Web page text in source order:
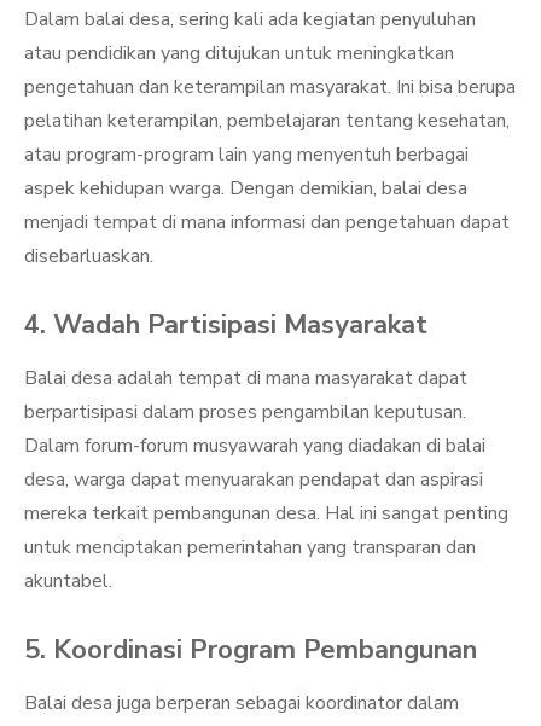
Dalam balai desa, sering kali ada kegiatan penyuluhan
atau pendidikan yang ditujukan untuk meningkatkan
pengetahuan dan keterampilan masyarakat. Ini bisa berupa
pelatihan keterampilan, pembelajaran tentang kesehatan,
atau program-program lain yang menyentuh berbagai
aspek kehidupan warga. Dengan demikian, balai desa
menjadi tempat di mana informasi dan pengetahuan dapat
disebarluaskan.
4. Wadah Partisipasi Masyarakat
Balai desa adalah tempat di mana masyarakat dapat
berpartisipasi dalam proses pengambilan keputusan.
Dalam forum-forum musyawarah yang diadakan di balai
desa, warga dapat menyuarakan pendapat dan aspirasi
mereka terkait pembangunan desa. Hal ini sangat penting
untuk menciptakan pemerintahan yang transparan dan
akuntabel.
5. Koordinasi Program Pembangunan
Balai desa juga berperan sebagai koordinator dalam